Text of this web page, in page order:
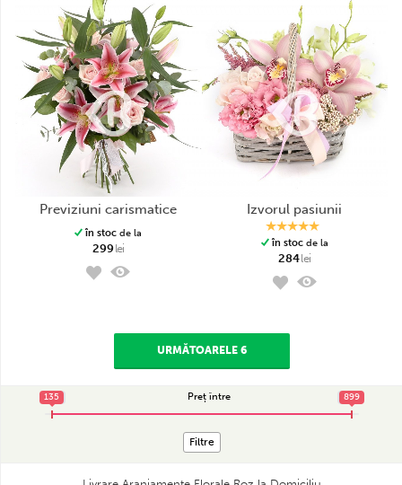
previziuni carismatice
în stoc de la
299lei
izvorul pasiunii
în stocde la
284lei
URMĂTOARELE 6
Preț între
135 899
135 899
Filtre